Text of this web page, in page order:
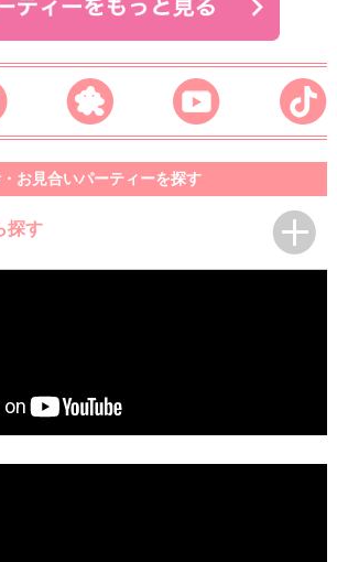
お見合いパーティーを探す
探す